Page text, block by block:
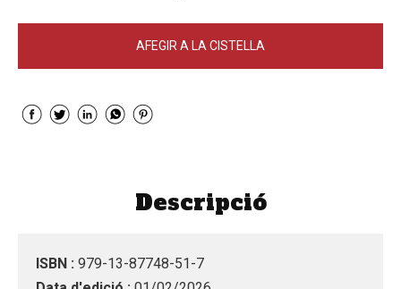
AFEGIR A LA CISTELLA
Descripció
ISBN : 979-13-87748-51-7